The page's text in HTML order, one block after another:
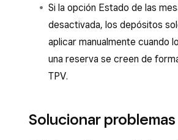
Si la opción Estado de las
desactivada, los depósitos
aplicar manualmente cuando
una reserva se creen de
TPV.
Solucionar problemas